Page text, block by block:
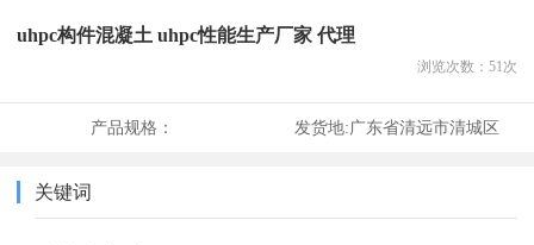
uhpc构件混凝土 uhpc性能生产厂家 代理
浏览次数： 51 次
产品规格： 发货地:广东省清远市清城区
关键词